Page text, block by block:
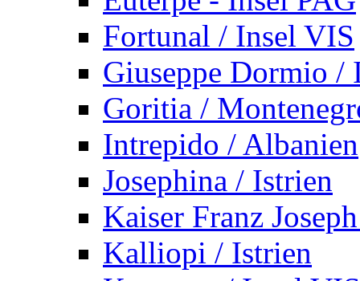
Fortunal / Insel VIS
Giuseppe Dormio /
Goritia /
Intrepido / Albanien
Josephina / Istrien
Kaiser Franz
Kalliopi / Istrien